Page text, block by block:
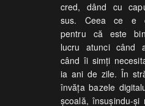
cred, dând cu
sus. Ceea ce e
pentru că este
lucru atunci când
când îi simți
ia ani de zile. În
învăța bazele
școală, însușindu-și